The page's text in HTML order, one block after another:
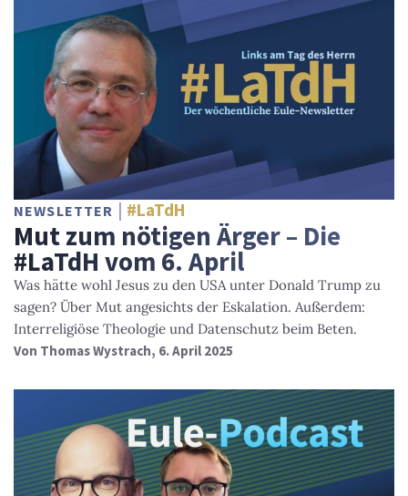
NEWSLETTER #LaTdH
Mut zum nötigen Ärger – Die
#LaTdH vom 6. April
Was hätte wohl Jesus zu den USA unter Donald Trump zu
sagen? Über Mut angesichts der Eskalation. Außerdem:
Interreligiöse Theologie und Datenschutz beim Beten.
Von Thomas Wystrach, 6. April 2025